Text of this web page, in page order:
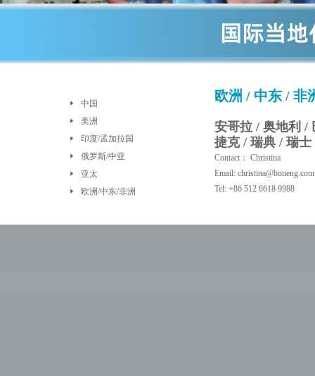
中国
美洲
印度/孟加拉国
俄罗斯/中亚
亚太
欧洲/中东/非洲
欧洲 / 中东 / 非
安哥拉 / 奥地利 /
捷克 / 瑞典 / 瑞
Contact： Christina
Email: christina@boneng.com
Tel: +86 512 6618 9988